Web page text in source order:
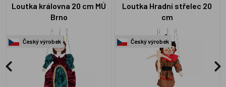
Loutka královna 20 cm MÚ
Brno
Český výrobek
Loutka Hradní střelec 20
cm
Český výrobek